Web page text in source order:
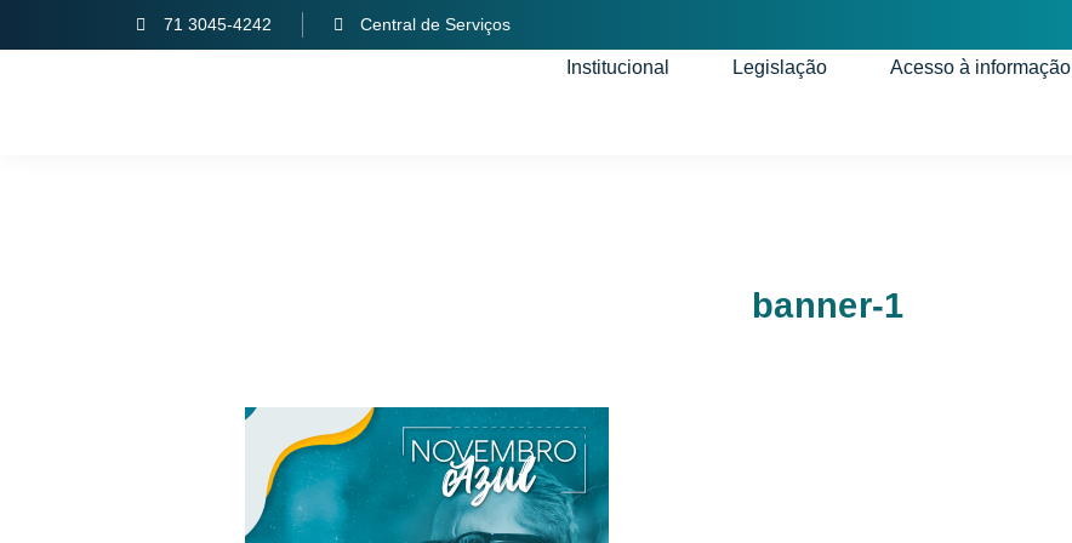
71 3045-4242 Central de Serviços
Institucional Legislação Acesso à informação
banner-1